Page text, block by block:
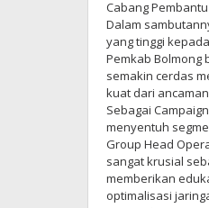
Cabang
Dalam
yang tinggi
Pemkab Bolmong
semakin cerdas
kuat dari
Sebagai
menyentuh
Group Head
sangat krusial
memberikan
optimalisasi